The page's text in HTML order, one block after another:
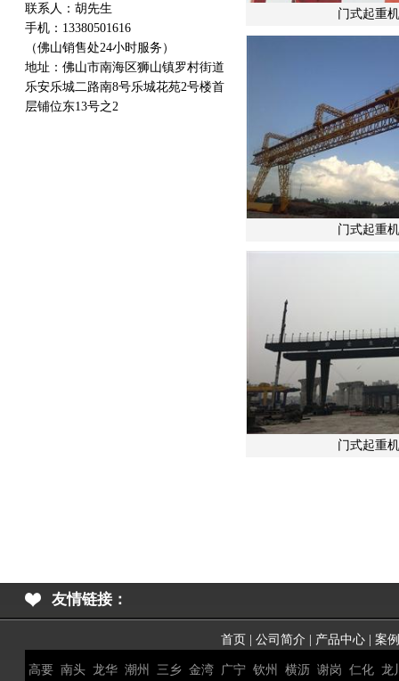
联系人：胡先生
手机：13380501616
（佛山销售处24小时服务）
地址： 佛山市南海区狮山镇罗村街道
乐安乐城二路南8号乐城花苑2号楼首
层铺位东13号之2
门式起重
门式起重
门式起重
友情链接：
首页| 公司简介 | 产品中心| 案
高要 南头 龙华 潮州 三乡 金湾 广宁 钦州 横沥 谢岗 仁化 龙